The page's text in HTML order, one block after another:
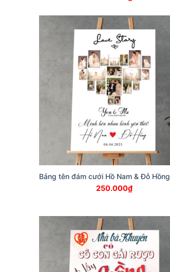
Bảng tên đám cưới Hồ Nam & Đỗ Hồng
250.000₫